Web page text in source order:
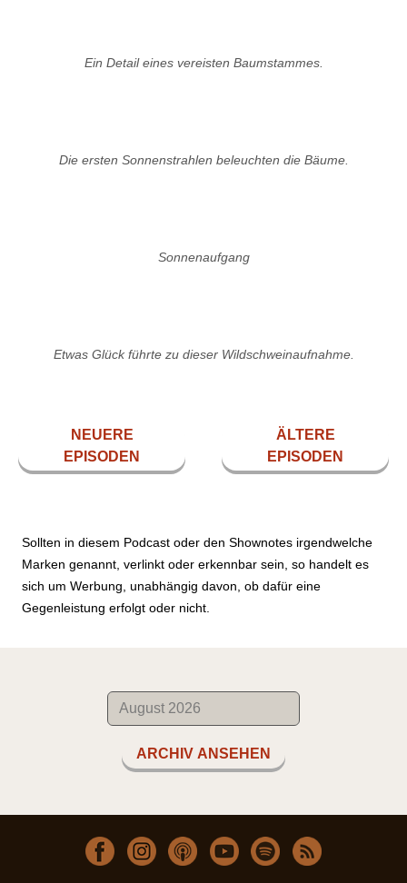
Ein Detail eines vereisten Baumstammes.
Die ersten Sonnenstrahlen beleuchten die Bäume.
Sonnenaufgang
Etwas Glück führte zu dieser Wildschweinaufnahme.
NEUERE
EPISODEN
ÄLTERE
EPISODEN
Sollten in diesem Podcast oder den Shownotes irgendwelche
Marken genannt, verlinkt oder erkennbar sein, so handelt es
sich um Werbung, unabhängig davon, ob dafür eine
Gegenleistung erfolgt oder nicht.
ARCHIV ANSEHEN